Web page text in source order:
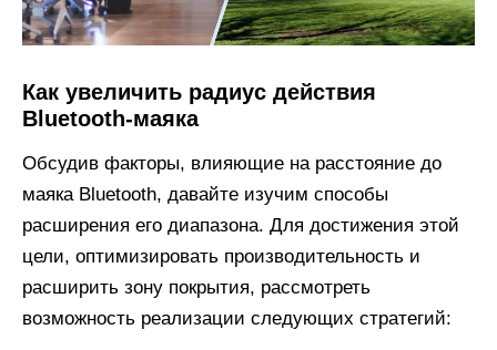
Как увеличить радиус действия
Bluetooth-маяка
Обсудив факторы, влияющие на расстояние до
маяка Bluetooth, давайте изучим способы
расширения его диапазона. Для достижения этой
цели, оптимизировать производительность и
расширить зону покрытия, рассмотреть
возможность реализации следующих стратегий: